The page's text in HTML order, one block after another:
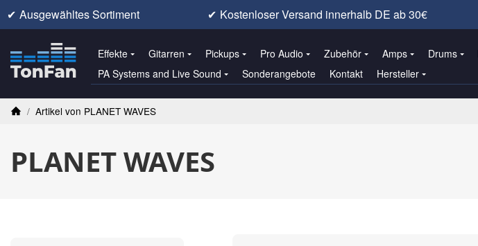
✔ Ausgewähltes Sortiment ✔ Kostenloser Versand innerhalb DE ab 30€
Effekte Gitarren Pickups Pro Audio Zubehör Amps Drums
PA Systems and Live Sound
Sonderangebote Kontakt Hersteller
/ Artikel von PLANET WAVES
PLANET WAVES